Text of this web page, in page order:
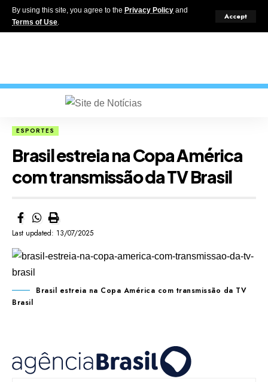
By using this site, you agree to the Privacy Policy and
Terms of Use.
Accept
ESPORTES
Brasil estreia na Copa América
com transmissão da TV Brasil
Last updated: 13/07/2025
Brasil estreia na Copa América com transmissão da TV
Brasil